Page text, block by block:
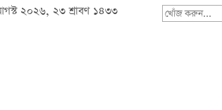
২০২৬, ২৩ শ্রাবণ ১৪৩৩
খোঁজ